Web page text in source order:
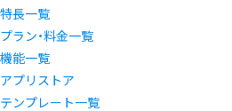
特長一覧
プラン・料金一覧
機能一覧
アプリストア
テンプレート一覧